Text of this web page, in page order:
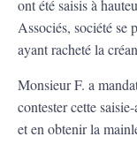
ont été saisis à
Associés, société se
ayant racheté la
Monsieur F. a
contester cette
et en obtenir la